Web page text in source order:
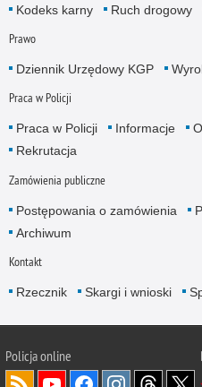
Kodeks karny
Ruch drogowy
Prawo
Dziennik Urzędowy KGP
Praca w Policji
Praca w Policji Informacje
Rekrutacja
Zamówienia publiczne
Postępowania o zamówienia
Archiwum
Kontakt
Rzecznik Skargi i wnioski
Policjaonline